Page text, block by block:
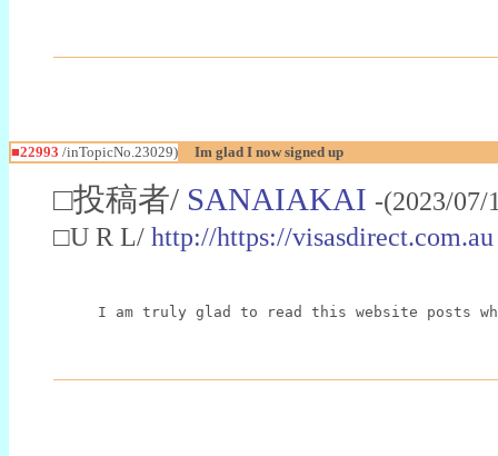
■22993 /inTopicNo.23029) Im glad I now signed up
□投稿者/ SANAIAKAI -(2023/
□U R L/ http://https://visasdirect.com.au
I am truly glad to read this website posts